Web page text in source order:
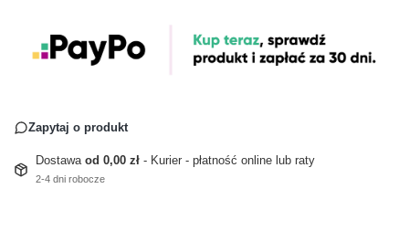
Zapytaj o produkt
Dostawa od 0,00 zł - Kurier - płatność online lub raty
2-4 dni robocze